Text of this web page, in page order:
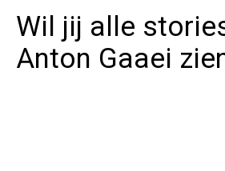
Wil jij alle
Anton Gaaei